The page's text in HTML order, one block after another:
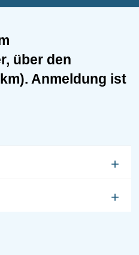
über den
Anmeldung ist